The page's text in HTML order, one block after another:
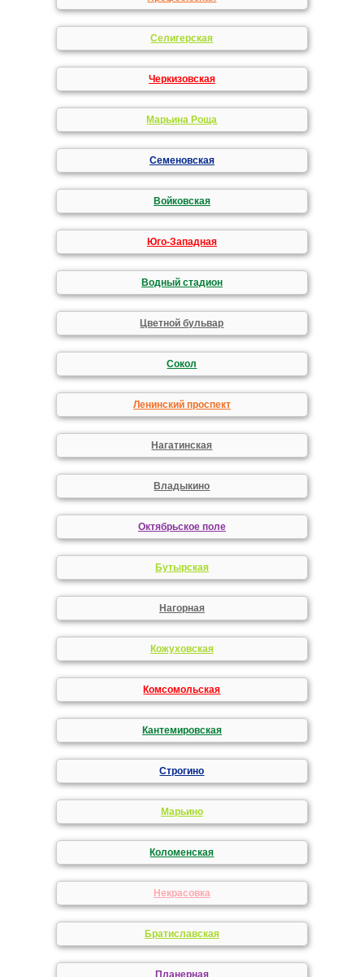
Селигерская
Черкизовская
Марьина Роща
Семеновская
Войковская
Юго-Западная
Водный стадион
Цветной бульвар
Сокол
Ленинский проспект
Нагатинская
Владыкино
Октябрьское поле
Бутырская
Нагорная
Кожуховская
Комсомольская
Кантемировская
Строгино
Марьино
Коломенская
Некрасовка
Братиславская
Планерная